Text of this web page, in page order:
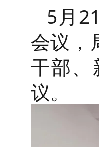
5月
会议，
干部、
议。